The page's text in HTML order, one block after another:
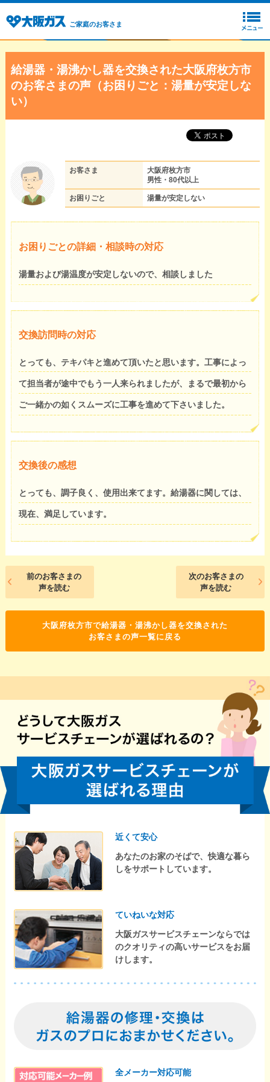
ご家庭のお客さま
給湯器・湯沸かし器を交換された大阪府枚方市
のお客さまの声（お困りごと：湯量が安定しな
い）
お客さま
大阪府枚方市
男性・80代以上
お困りごと 湯量が安定しない
お困りごとの詳細・相談時の対応
湯量および湯温度が安定しないので、相談しました
交換訪問時の対応
とっても、テキパキと進めて頂いたと思います。工事によっ
て担当者が途中でもう一人来られましたが、まるで最初から
ご一緒かの如くスムーズに工事を進めて下さいました。
交換後の感想
とっても、調子良く、使用出来てます。給湯器に関しては、
現在、満足しています。
前のお客さまの
声を読む
次のお客さまの
声を読む
大阪府枚方市で給湯器・湯沸かし器を交換された
お客さまの声一覧に戻る
近くて安心
あなたのお家のそばで、快適な暮ら
しをサポートしています。
ていねいな対応
大阪ガスサービスチェーンならでは
のクオリティの高いサービスをお届
けします。
全メーカー対応可能